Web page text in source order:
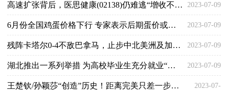
高速扩张背后，医思健康(02138)仍难逃“增收不增利”困局？ 2023-07-09
6月份全国鸡蛋价格下行 专家表示后期蛋价或震荡上行 2023-07-09
残阵卡塔尔0-4不敌巴拿马，止步中北美洲及加勒比金杯赛八强 2023-07-09
湖北推出一系列举措 为高校毕业生充分就业“搭桥铺路” 2023-07-09
王楚钦/孙颖莎“创造”历史！距离完美只差一步，或填补国乒空白 2023-07-